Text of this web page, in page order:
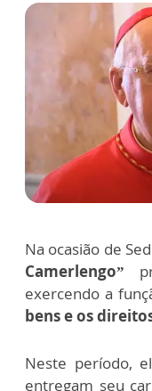
Na ocasião de
Camerlengo”
exercendo a
bens e os
Neste período,
entregam seu